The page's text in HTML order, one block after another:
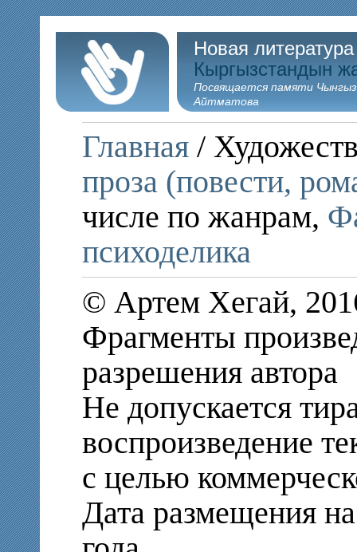
Новая
Кыргызстандын
Посвящается памяти
Айтматова
Главная /
проза (повести,
числе по жанрам,
психоделика
© Артем Хегай,
Фрагменты
разрешения автора
Не допускается
воспроизведение
с целью
Дата размещения